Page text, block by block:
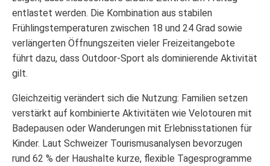
entlastet werden. Die Kombination aus stabilen
Frühlingstemperaturen zwischen 18 und 24 Grad sowie
verlängerten Öffnungszeiten vieler Freizeitangebote
führt dazu, dass Outdoor-Sport als dominierende Aktivität
gilt.
Gleichzeitig verändert sich die Nutzung: Familien setzen
verstärkt auf kombinierte Aktivitäten wie Velotouren mit
Badepausen oder Wanderungen mit Erlebnisstationen für
Kinder. Laut Schweizer Tourismusanalysen bevorzugen
rund 62 % der Haushalte kurze, flexible Tagesprogramme